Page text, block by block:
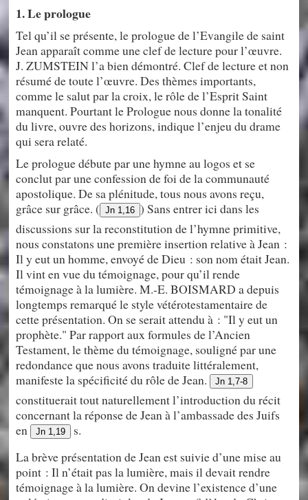
1. Le prologue
Tel qu’il se présente, le prologue de l’Evangile de saint
Jean apparaît comme une clef de lecture pour l’œuvre.
J. ZUMSTEIN l’a bien démontré. Clef de lecture et non
résumé de toute l’œuvre. Des thèmes importants,
comme le salut par la croix, le rôle de l’Esprit Saint
manquent. Pourtant le Prologue nous donne la tonalité
du livre, ouvre des horizons, indique l’enjeu du drame
qui sera relaté.
Le prologue débute par une hymne au logos et se
conclut par une confession de foi de la communauté
apostolique. De sa plénitude, tous nous avons reçu,
grâce sur grâce. ( Jn 1,16 ) Sans entrer ici dans les
discussions sur la reconstitution de l’hymne primitive,
nous constatons une première insertion relative à Jean :
Il y eut un homme, envoyé de Dieu : son nom était Jean.
Il vint en vue du témoignage, pour qu’il rende
témoignage à la lumière. M.-E. BOISMARD a depuis
longtemps remarqué le style vétérotestamentaire de
cette présentation. On se serait attendu à : "Il y eut un
prophète." Par rapport aux formules de l’Ancien
Testament, le thème du témoignage, souligné par une
redondance que nous avons traduite littéralement,
manifeste la spécificité du rôle de Jean. Jn 1,7-8
constituerait tout naturellement l’introduction du récit
concernant la réponse de Jean à l’ambassade des Juifs
en Jn 1,19
s.
La brève présentation de Jean est suivie d’une mise au
point : Il n’était pas la lumière, mais il devait rendre
témoignage à la lumière. On devine l’existence d’une